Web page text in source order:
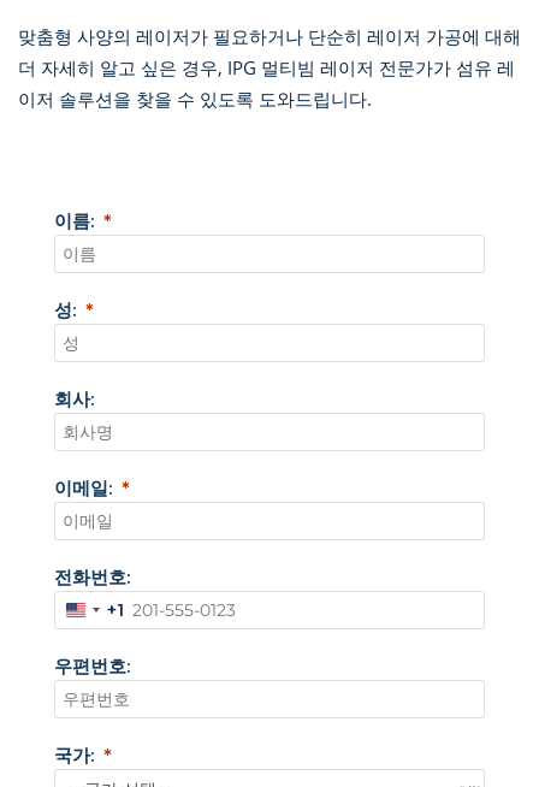
맞춤형 사양의 레이저가 필요하거나 단순히 레이저 가공에 대해
더 자세히 알고 싶은 경우, IPG 멀티빔 레이저 전문가가 섬유 레
이저 솔루션을 찾을 수 있도록 도와드립니다.
이름:
성:
회사:
이메일:
전화번호:
미
+
1
+1
우편번호:
국가: